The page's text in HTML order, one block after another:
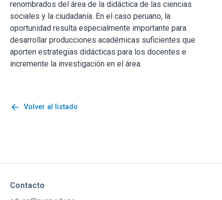
renombrados del área de la didáctica de las ciencias
sociales y la ciudadanía. En el caso peruano, la
oportunidad resulta especialmente importante para
desarrollar producciones académicas suficientes que
aporten estrategias didácticas para los docentes e
incremente la investigación en el área.
arrow_back Volver al listado
Contacto